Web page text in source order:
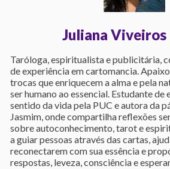
Juliana Viveiros
Taróloga, espiritualista e publicitária,
de experiência em cartomancia.
trocas que enriquecem a alma e pela
ser humano ao essencial. Estudante
sentido da vida pela PUC e autora da
Jasmim, onde compartilha reflexões
sobre autoconhecimento, tarot e
a guiar pessoas através das cartas,
reconectarem com sua essência e
respostas, leveza, consciência e